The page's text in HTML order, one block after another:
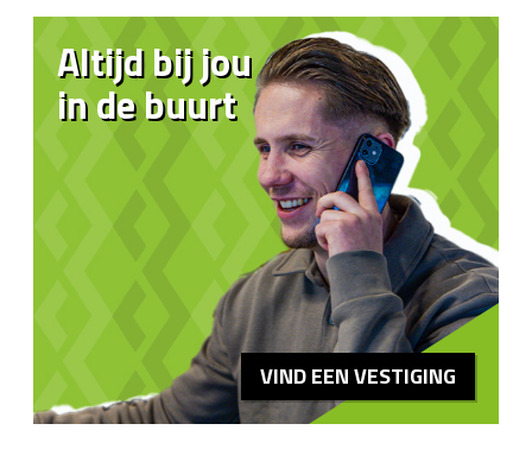
Altijd bij jou
in de buurt
VIND EEN VESTIGING